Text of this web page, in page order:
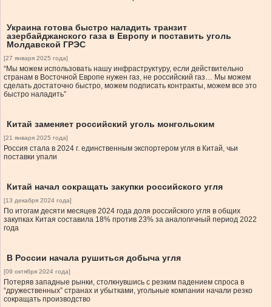
Украина готова быстро наладить транзит
азербайджанского газа в Европу и поставить уголь
Молдавской ГРЭС
[27 января 2025 года]
“Мы можем использовать нашу инфраструктуру, если действительно
странам в Восточной Европе нужен газ, не российский газ… Мы можем
сделать достаточно быстро, можем подписать контракты, можем все это
быстро наладить”
Китай заменяет российский уголь монгольским
[21 января 2025 года]
Россия стала в 2024 г. единственным экспортером угля в Китай, чьи
поставки упали
Китай начал сокращать закупки российского угля
[13 декабря 2024 года]
По итогам десяти месяцев 2024 года доля российского угля в общих
закупках Китая составила 18% против 23% за аналогичный период 2022
года
В России начала рушиться добыча угля
[09 октября 2024 года]
Потеряв западные рынки, столкнувшись с резким падением спроса в
“дружественных” странах и убытками, угольные компании начали резко
сокращать производство